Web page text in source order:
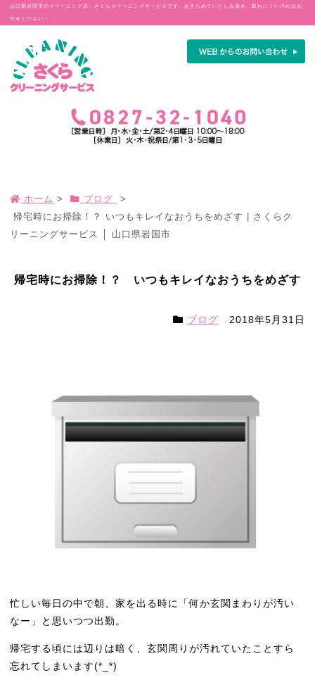
山口県岩国市のクリーニング店、さくらクリーニングサービスです。あきらめていたしみ抜き、取れにくい汚れはお
任せください！
ホーム > ブログ
>
帰宅時にお掃除！？ いつもキレイなおうちをめざす | さくらク
リーニングサービス │ 山口県岩国市
帰宅時にお掃除！？ いつもキレイなおうちをめざす
2018年5月31日
ブログ
忙しい毎日の中で朝、家を出る時に「何か玄関まわりが汚い
なー」と思いつつ出勤。
帰宅する頃には辺りは暗く、玄関周りが汚れていたことすら
忘れてしまいます(*_*)